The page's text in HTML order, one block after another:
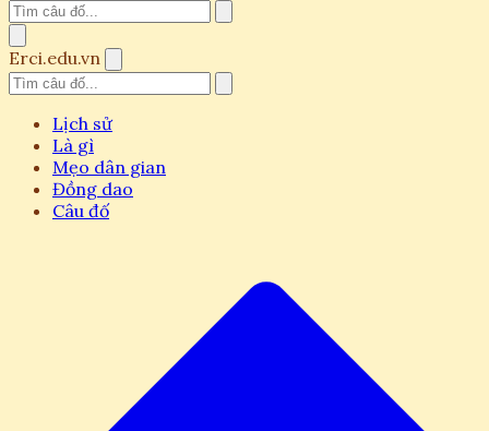
Erci.edu.vn
Lịch sử
Là gì
Mẹo dân gian
Đồng dao
Câu đố